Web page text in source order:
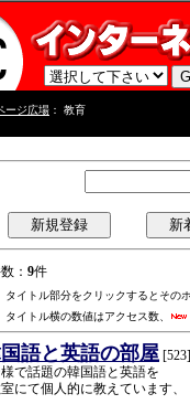
ージ広場 ： 教育
： 9件
タイトル部分をクリックするとその
タイトル横の数値はアクセス数、
語と英語の部屋 [523]
で話題の韓国語と英語を
にて個人的に教えています、